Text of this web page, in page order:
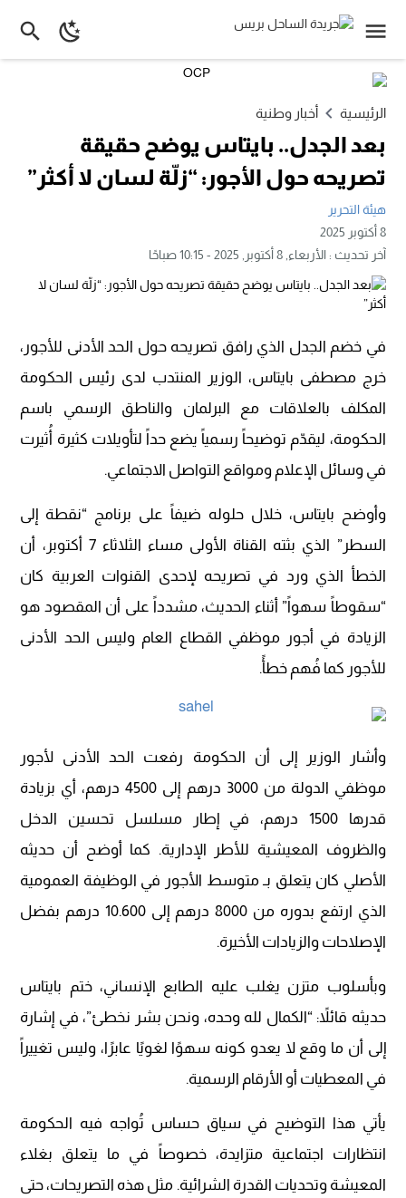
الرئيسية أخبار وطنية
بعد الجدل.. بايتاس يوضح حقيقة
تصريحه حول الأجور: “زلّة لسان لا أكثر”
هيئة التحرير
8 أكتوبر 2025
آخر تحديث :الأربعاء, 8 أكتوبر, 2025 - 10:15 صباحًا
في خضم الجدل الذي رافق تصريحه حول الحد الأدنى للأجور،
خرج مصطفى بايتاس، الوزير المنتدب لدى رئيس الحكومة
المكلف بالعلاقات مع البرلمان والناطق الرسمي باسم
الحكومة، ليقدّم توضيحاً رسمياً يضع حداً لتأويلات كثيرة أُثيرت
في وسائل الإعلام ومواقع التواصل الاجتماعي.
وأوضح بايتاس، خلال حلوله ضيفاً على برنامج “نقطة إلى
السطر” الذي بثته القناة الأولى مساء الثلاثاء 7 أكتوبر، أن
الخطأ الذي ورد في تصريحه لإحدى القنوات العربية كان
“سقوطاً سهواً” أثناء الحديث، مشدداً على أن المقصود هو
الزيادة في أجور موظفي القطاع العام وليس الحد الأدنى
للأجور كما فُهم خطأً.
وأشار الوزير إلى أن الحكومة رفعت الحد الأدنى لأجور
موظفي الدولة من 3000 درهم إلى 4500 درهم، أي بزيادة
قدرها 1500 درهم، في إطار مسلسل تحسين الدخل
والظروف المعيشية للأطر الإدارية. كما أوضح أن حديثه
الأصلي كان يتعلق بـ متوسط الأجور في الوظيفة العمومية
الذي ارتفع بدوره من 8000 درهم إلى 10.600 درهم بفضل
الإصلاحات والزيادات الأخيرة.
وبأسلوب متزن يغلب عليه الطابع الإنساني، ختم بايتاس
حديثه قائلاً: “الكمال لله وحده، ونحن بشر نخطئ”، في إشارة
إلى أن ما وقع لا يعدو كونه سهوًا لغويًا عابرًا، وليس تغييراً
في المعطيات أو الأرقام الرسمية.
يأتي هذا التوضيح في سياق حساس تُواجه فيه الحكومة
انتظارات اجتماعية متزايدة، خصوصاً في ما يتعلق بغلاء
المعيشة وتحديات القدرة الشرائية. مثل هذه التصريحات، حتى